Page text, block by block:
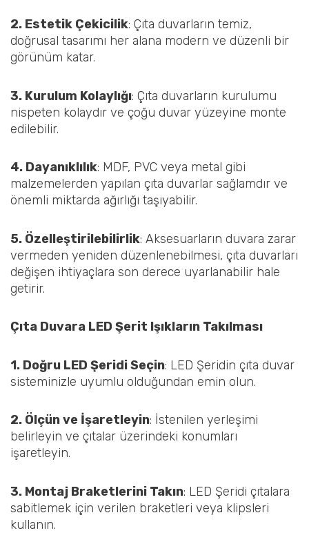
2. Estetik Çekicilik: Çıta duvarların temiz,
doğrusal tasarımı her alana modern ve düzenli bir
görünüm katar.
3. Kurulum Kolaylığı: Çıta duvarların kurulumu
nispeten kolaydır ve çoğu duvar yüzeyine monte
edilebilir.
4. Dayanıklılık: MDF, PVC veya metal gibi
malzemelerden yapılan çıta duvarlar sağlamdır ve
önemli miktarda ağırlığı taşıyabilir.
5. Özelleştirilebilirlik: Aksesuarların duvara zarar
vermeden yeniden düzenlenebilmesi, çıta duvarları
değişen ihtiyaçlara son derece uyarlanabilir hale
getirir.
Çıta Duvara LED Şerit Işıkların Takılması
1. Doğru LED Şeridi Seçin: LED Şeridin çıta duvar
sisteminizle uyumlu olduğundan emin olun.
2. Ölçün ve İşaretleyin: İstenilen yerleşimi
belirleyin ve çıtalar üzerindeki konumları
işaretleyin.
3. Montaj Braketlerini Takın: LED Şeridi çıtalara
sabitlemek için verilen braketleri veya klipsleri
kullanın.